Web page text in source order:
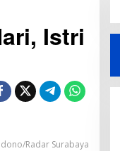
Istri
Radar Surabaya